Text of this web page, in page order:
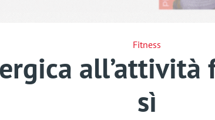
Fitness
all’attività
sì